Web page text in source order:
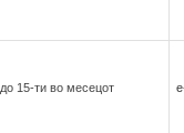
до 15-ти во месецот